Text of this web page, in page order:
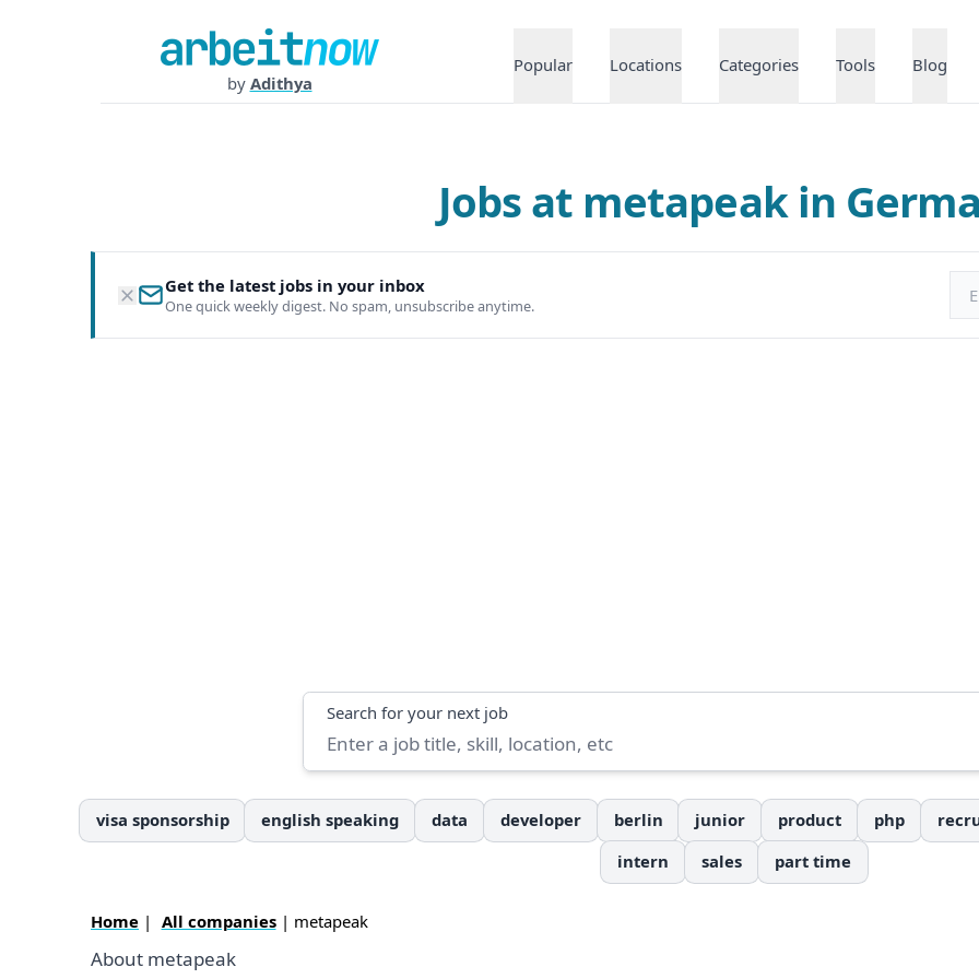
by Adithya
Popular Locations Categories Tools Blog
Jobs at metapeak in
Get the latest jobs in your inbox
One quick weekly digest. No spam, unsubscribe anytime.
Search for your next job
visa sponsorship english speaking data developer berlin junior product php
intern
sales part time
Home | All companies| metapeak
About metapeak